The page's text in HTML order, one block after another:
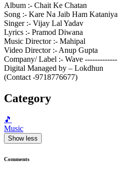
Album :- Chait Ke Chatan
Song :- Kare Na Jaib Ham Kataniya
Singer :- Vijay Lal Yadav
Lyrics :- Pramod Diwana
Music Director :- Mahipal
Video Director :- Anup Gupta
Company/ Label :- Wave -------------
Digital Managed by – Lokdhun
(Contact -9718776677)
Category
🎵
Music
Show less
Comments